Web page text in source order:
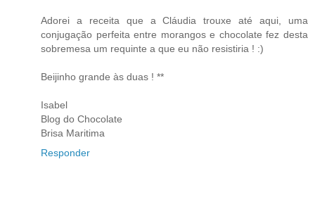
Adorei a receita que a Cláudia trouxe até aqui, uma
conjugação perfeita entre morangos e chocolate fez desta
sobremesa um requinte a que eu não resistiria ! :)
Beijinho grande às duas ! **
Isabel
Blog do Chocolate
Brisa Maritima
Responder